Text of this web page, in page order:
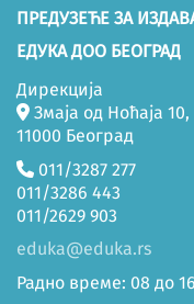
ПРЕДУЗЕЋЕ ЗА
ЕДУКА ДОО БЕОГРАД
Дирекција
Змаја од Ноћаја 10,
11000 Београд
011/3287 277
011/3286 443
011/2629 903
eduka@eduka.rs
Радно време: 08 до